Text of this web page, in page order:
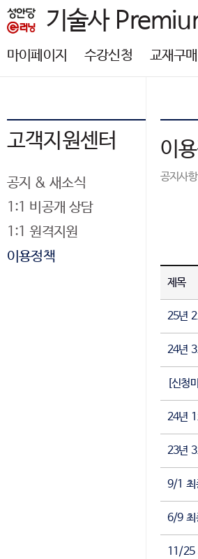
기술사
마이페이지 수강신청 교재구매
고객지원센터
공지 & 새소식
1:1 비공개 상담
1:1 원격지원
이용정책
이
공지사
제목
25년
24년
[신청
24년
23년 3
9/1 최
6/9 최
11/25